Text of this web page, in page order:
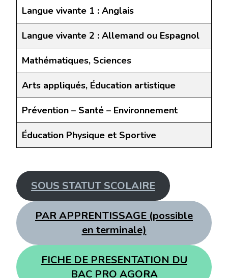
Langue vivante 1 : Anglais
Langue vivante 2 : Allemand ou Espagnol
Mathématiques, Sciences
Arts appliqués, Éducation artistique
Prévention – Santé – Environnement
Éducation Physique et Sportive
SOUS STATUT SCOLAIRE
PAR APPRENTISSAGE (possible
en terminale)
FICHE DE PRESENTATION DU
BAC PRO AGORA